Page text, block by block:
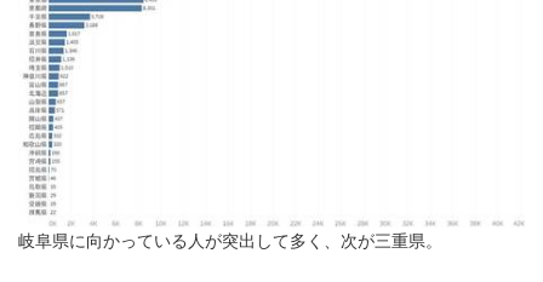
岐阜県に向かっている人が突出して多く、次が三重県。